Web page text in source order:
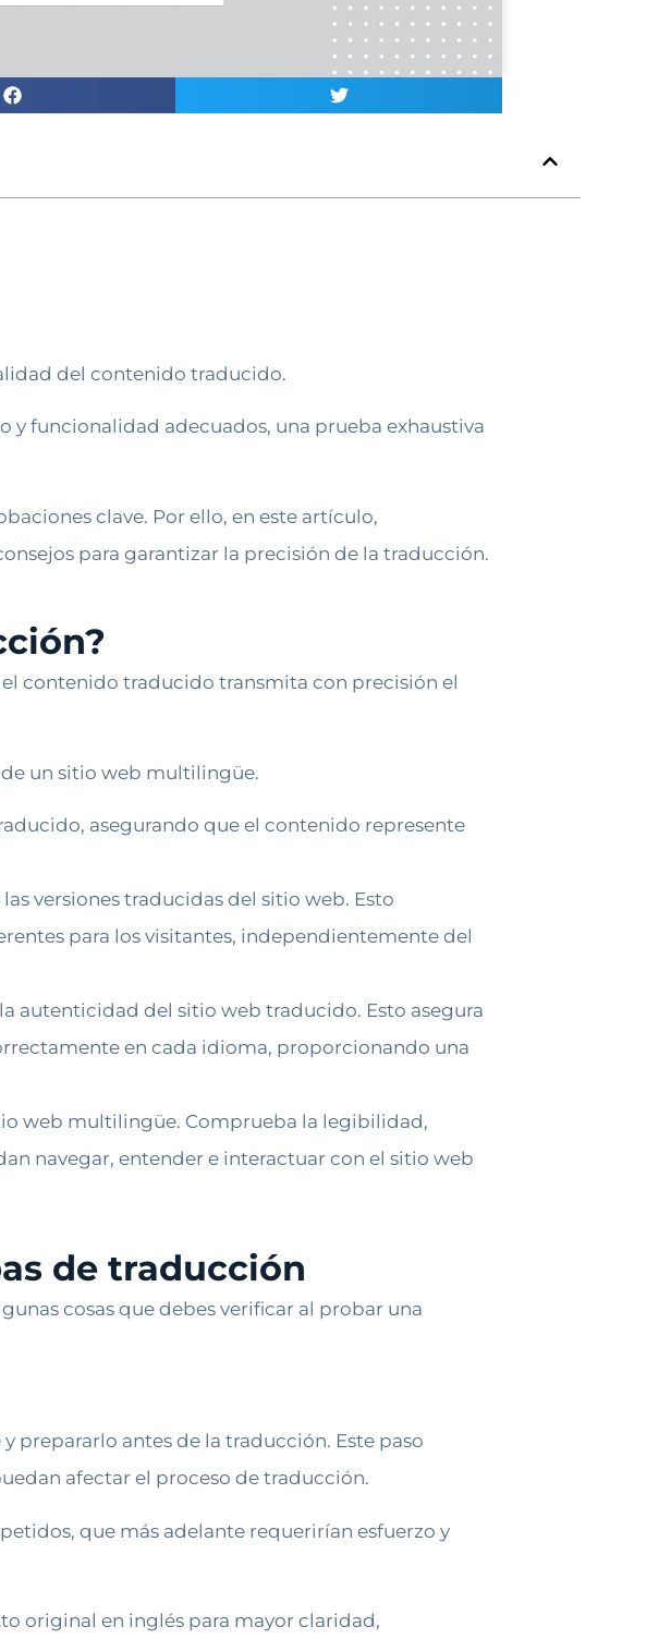
del contenido traducido.
y funcionalidad adecuados, una prueba exhaustiva
clave. Por ello, en este artículo,
para garantizar la precisión de la traducción.
contenido traducido transmita con precisión el
un sitio web multilingüe.
asegurando que el contenido represente
versiones traducidas del sitio web. Esto
para los visitantes, independientemente del
autenticidad del sitio web traducido. Esto asegura
en cada idioma, proporcionando una
web multilingüe. Comprueba la legibilidad,
navegar, entender e interactuar con el sitio web
de traducción
cosas que debes verificar al probar una
prepararlo antes de la traducción. Este paso
afectar el proceso de traducción.
que más adelante requerirían esfuerzo y
original en inglés para mayor claridad,